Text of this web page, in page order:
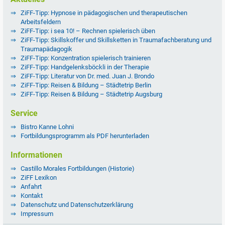
ZiFF-Tipp: Hypnose in pädagogischen und therapeutischen
Arbeitsfeldern
ZiFF-Tipp: i sea 10! – Rechnen spielerisch üben
ZiFF-Tipp: Skillskoffer und Skillsketten in Traumafachberatung und
Traumapädagogik
ZiFF-Tipp: Konzentration spielerisch trainieren
ZiFF-Tipp: Handgelenksböckli in der Therapie
ZiFF-Tipp: Literatur von Dr. med. Juan J. Brondo
ZiFF-Tipp: Reisen & Bildung – Städtetrip Berlin
ZiFF-Tipp: Reisen & Bildung – Städtetrip Augsburg
Service
Bistro Kanne Lohni
Fortbildungsprogramm als PDF herunterladen
Informationen
Castillo Morales Fortbildungen (Historie)
ZiFF Lexikon
Anfahrt
Kontakt
Datenschutz und Datenschutzerklärung
Impressum